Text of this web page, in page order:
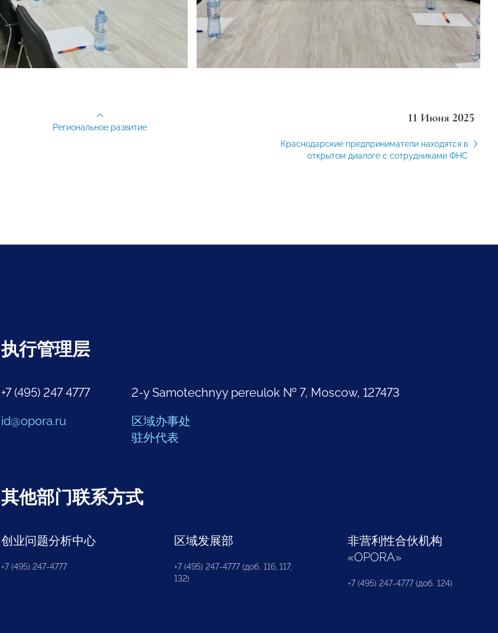
11 Июня 2025
Краснодарские предприниматели находятся в
открытом диалоге с сотрудниками ФНС
Региональное развитие
执行管理层
+7 (495) 247 4777
id@opora.ru
2-y Samotechnyy pereulok № 7, Moscow, 127473
区域办事处
驻外代表
其他部门联系方式
创业问题分析中心
+7 (495) 247-4777
区域发展部
+7 (495) 247-4777 (доб. 116, 117,
132)
非营利性合伙机构
«OPORA»
+7 (495) 247-4777 (доб. 124)